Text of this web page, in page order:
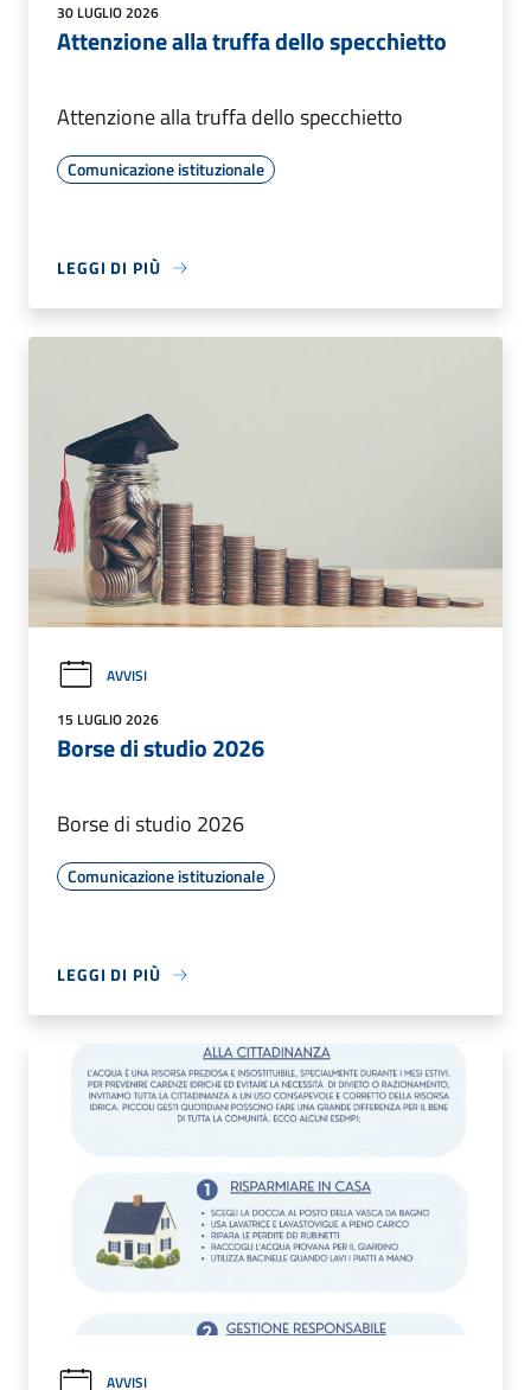
30 LUGLIO 2026
Attenzione alla truffa dello specchietto
Attenzione alla truffa dello specchietto
Comunicazione istituzionale
LEGGI DI PIÙ
AVVISI
15 LUGLIO 2026
Borse di studio 2026
Borse di studio 2026
Comunicazione istituzionale
LEGGI DI PIÙ
AVVISI